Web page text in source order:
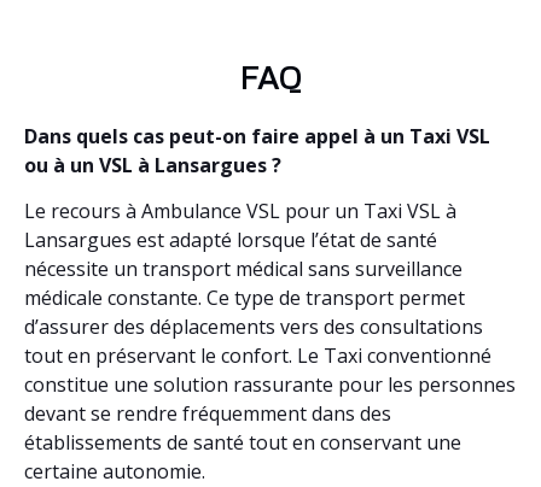
FAQ
Dans quels cas peut-on faire appel à un Taxi VSL
ou à un VSL à Lansargues ?
Le recours à Ambulance VSL pour un Taxi VSL à
Lansargues est adapté lorsque l’état de santé
nécessite un transport médical sans surveillance
médicale constante. Ce type de transport permet
d’assurer des déplacements vers des consultations
tout en préservant le confort. Le Taxi conventionné
constitue une solution rassurante pour les personnes
devant se rendre fréquemment dans des
établissements de santé tout en conservant une
certaine autonomie.